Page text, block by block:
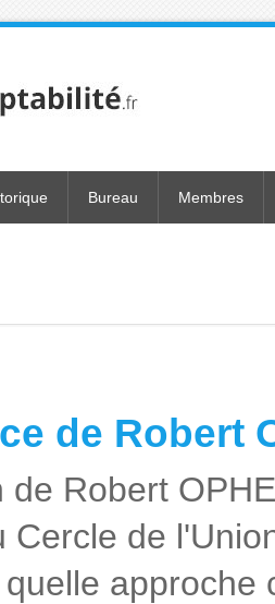
Bureau Membres
de Robert
de Robert
Cercle de
approche